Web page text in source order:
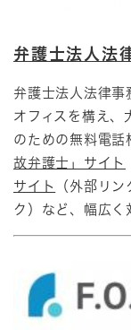
弁護士法人法
弁護士法人法律事
オフィスを構え、
のための無料電話
故弁護士」サイト
サイト
（外部リン
ク）など、幅広く